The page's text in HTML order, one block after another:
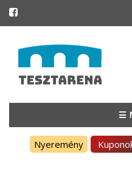
to
content
☰
Nyeremény